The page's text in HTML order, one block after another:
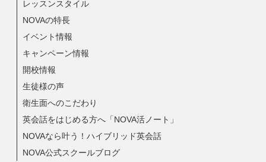
レッスンスタイル
NOVAの特長
イベント情報
キャンペーン情報
開校情報
生徒様の声
衛生面へのこだわり
英会話をはじめる方へ「NOVA活ノート」
NOVAなら叶う！ハイブリッド英会話
NOVA公式スクールブログ